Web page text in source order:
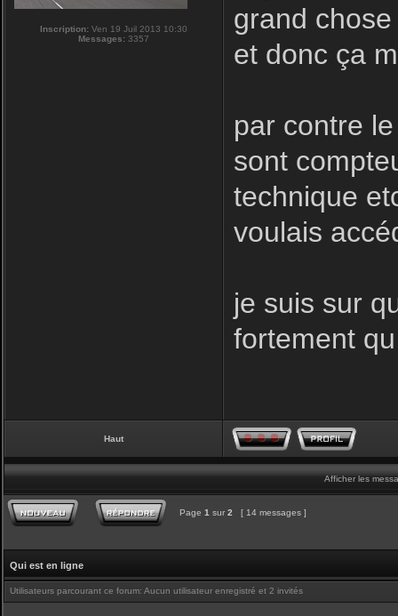
Inscription: Ven 19 Juil 2013 10:30
Messages: 3357
grand
et donc ça
par contre
sont
technique
voulais
je suis sur
fortement
Haut
Afficher les
Page 1 sur 2 [ 14 messages ]
Qui est en ligne
Utilisateurs parcourant ce forum: Aucun utilisateur enregistré et 2 invités